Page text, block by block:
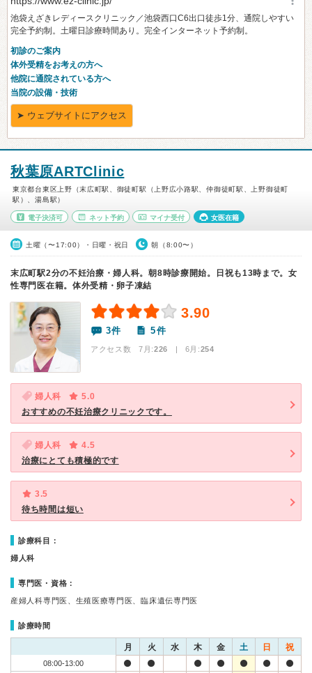
秋葉原ARTClinic
東京都台東区上野（末広町駅、御徒町駅（上野広小路駅、仲御徒町駅、上野御徒町
駅）、湯島駅）
電子決済可 ネット予約 マイナ受付 女医在籍
土曜（〜17:00）・日曜・祝日 朝（8:00〜）
末広町駅2分の不妊治療・婦人科。朝8時診療開始。日祝も13時まで。女
性専門医在籍。体外受精・卵子凍結
3.90
3件 5件
アクセス数 7月:226 | 6月:254
婦人科
5.0
おすすめの不妊治療クリニックです。
婦人科
4.5
治療にとても積極的です
3.5
待ち時間は短い
診療科目：
婦人科
専門医・資格：
産婦人科専門医、生殖医療専門医、臨床遺伝専門医
診療時間
月 火 水 木 金 土 日 祝
08:00-13:00